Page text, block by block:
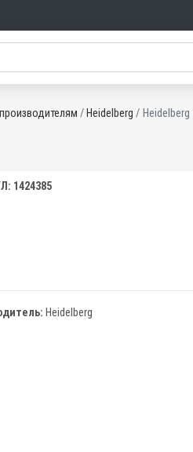
Heidelberg
1424385
Heidelberg